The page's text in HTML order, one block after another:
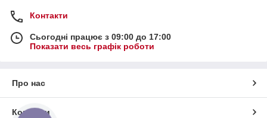
Контакти
Сьогодні працює з 09:00 до 17:00
Показати весь графік роботи
Про нас
Контакти